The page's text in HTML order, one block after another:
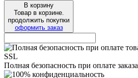
В корзину
Товар в корзине.
продолжить покупки
оформить заказ
SSL
Полная безопасность при оплате заказа